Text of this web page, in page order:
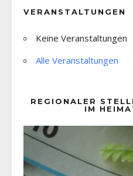
VERANSTALTUNGEN
Keine Veranstaltungen
Alle Veranstaltungen
REGIONALER
IM